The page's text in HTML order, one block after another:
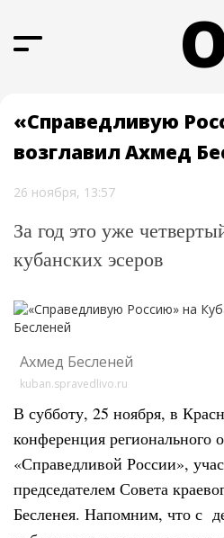
«Справедливую
возглавил Ахмед
26 ноября, 13:57
За год это уже
кубанских эсеров
Ахмед Бесленей
kuban.spravedlivo.ru
В субботу, 25 ноября, в
конференция регионального
«Справедливой России»,
председателем Совета
Бесленея. Напомним, что с